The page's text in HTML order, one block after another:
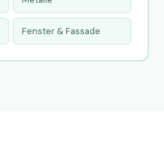
Fenster & Fassade